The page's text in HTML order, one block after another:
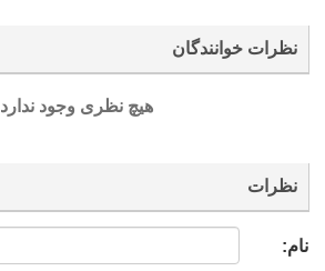
نظرات خوانندگان
هیچ نظری وجود ندارد
نظرات
نام: